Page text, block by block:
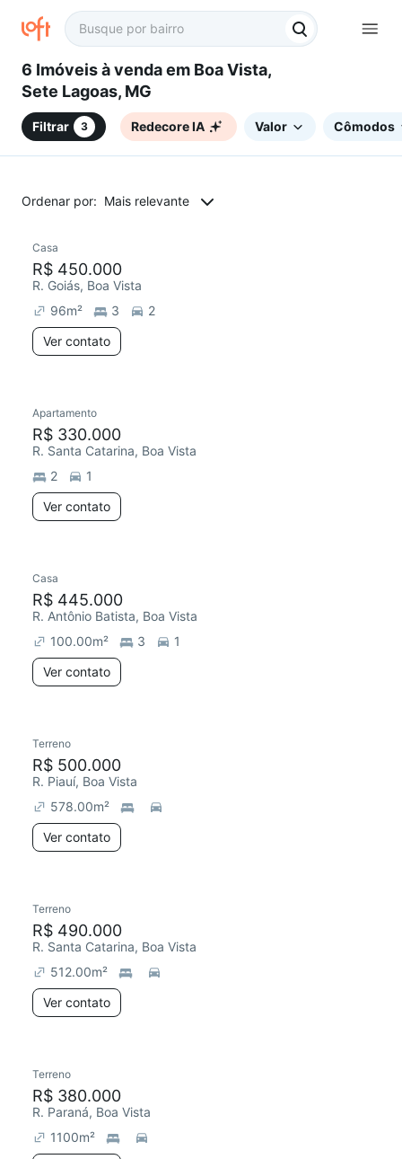
6 Imóveis à venda em Boa Vista,
Sete Lagoas, MG
Filtrar 3 Redecore IA Valor Cômodos
Ordenar por: Mais relevante
Casa
R$ 450.000
R. Goiás, Boa Vista
96m² 3
2
Ver contato
Redecorar
Apartamento
R$ 330.000
R. Santa Catarina, Boa Vista
2
1
Ver contato
Chegou este mês
Casa
R$ 445.000
R. Antônio Batista, Boa Vista
100.00m² 3
1
Ver contato
Terreno
R$ 500.000
R. Piauí, Boa Vista
578.00m²
Ver contato
Terreno
R$ 490.000
R. Santa Catarina, Boa Vista
512.00m²
Ver contato
Terreno
R$ 380.000
R. Paraná, Boa Vista
1100m²